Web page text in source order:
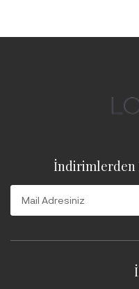
İndirimlerden